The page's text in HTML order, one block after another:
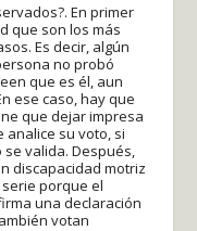
En primer
que son los más
Es decir, algún
no probó
que es él, aun
ese caso, hay que
que dejar impresa
analice su voto, si
se valida. Después,
discapacidad motriz
porque el
una declaración
votan